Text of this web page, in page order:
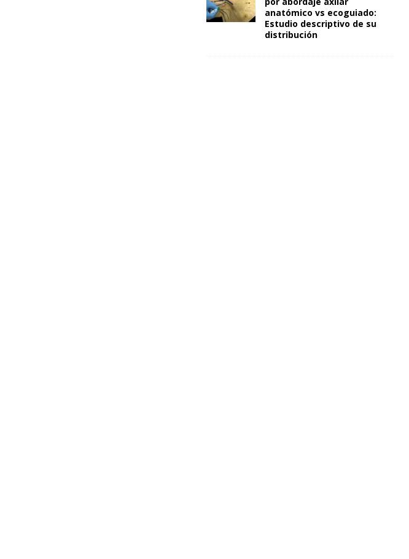
anatómico vs ecoguiado:
Estudio descriptivo de su
distribución